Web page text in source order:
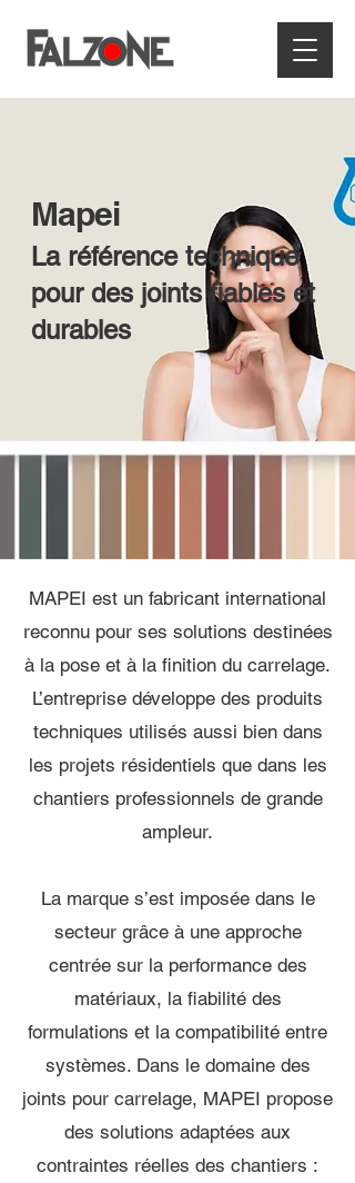
Mapei
La référence technique
pour des joints fiables et
durables
MAPEI est un fabricant international
reconnu pour ses solutions destinées
à la pose et à la finition du carrelage.
L’entreprise développe des produits
techniques utilisés aussi bien dans
les projets résidentiels que dans les
chantiers professionnels de grande
ampleur.
La marque s’est imposée dans le
secteur grâce à une approche
centrée sur la performance des
matériaux, la fiabilité des
formulations et la compatibilité entre
systèmes. Dans le domaine des
joints pour carrelage, MAPEI propose
des solutions adaptées aux
contraintes réelles des chantiers :